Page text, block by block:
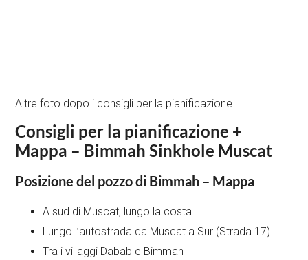
Altre foto dopo i consigli per la pianificazione.
Consigli per la pianificazione +
Mappa – Bimmah Sinkhole Muscat
Posizione del pozzo di Bimmah – Mappa
A sud di Muscat, lungo la costa
Lungo l’autostrada da Muscat a Sur (Strada 17)
Tra i villaggi Dabab e Bimmah